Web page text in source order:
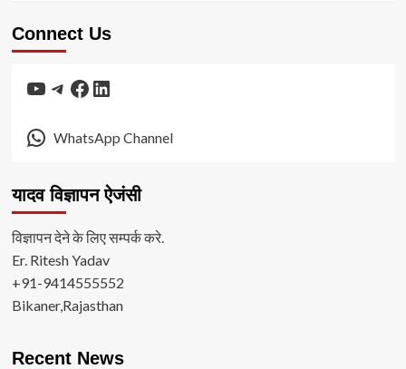
Connect Us
YouTube
Telegram
Facebook
LinkedIn
WhatsApp Channel
यादव विज्ञापन ऐजंसी
विज्ञापन देने के लिए सम्पर्क करे.
Er. Ritesh Yadav
+91-9414555552
Bikaner,Rajasthan
Recent News